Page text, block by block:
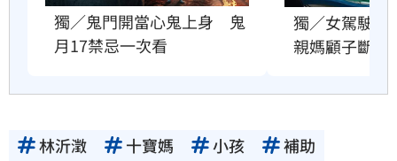
獨／鬼門開當心鬼上身　鬼
月17禁忌一次看
獨／女駕駛肇
親媽顧子斷家
林沂澂 十寶媽 小孩
補助